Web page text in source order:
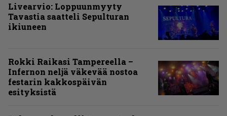
Livearvio: Loppuunmyyty
Tavastia saatteli Sepulturan
ikiuneen
Rokki Raikasi Tampereella –
Infernon neljä väkevää nostoa
festarin kakkospäivän
esityksistä